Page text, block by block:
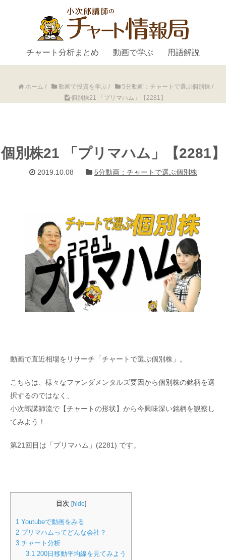
チャート分析まとめ 動画で学ぶ 用語解説
ホーム / 動画で投資を学ぶ / 5分動画：チャートで選ぶ個別株 /
個別株21 「プリマハム」【2281】
個別株21 「プリマハム」【2281】
2019.10.08 5分動画：チャートで選ぶ個別株
動画で直近相場をリサーチ「チャートで選ぶ個別株」。
こちらは、様々なファンダメンタルズ要因から個別株の銘柄を選
択するのではなく、
小次郎講師流で【チャートの形状】から今興味深い銘柄を観察し
てみよう！
第21回目は「プリマハム」(2281) です。
目次 [hide]
1 Youtubeで動画をみる
2 プリマハムってどんな会社？
3 チャート分析
3.1200日移動平均線を見てみよう